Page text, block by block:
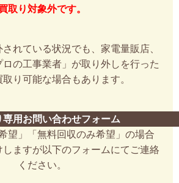
取り対象外です。
れている状況でも、家電量販店、
の工事業者」が取り外しを行った
り可能な場合もあります。
専用お問い合わせフォーム
望」「無料回収のみ希望」の場合
ますが以下のフォームにてご連絡
ください。